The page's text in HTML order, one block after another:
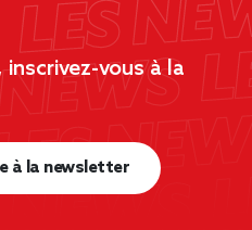
vous à la
à la newsletter